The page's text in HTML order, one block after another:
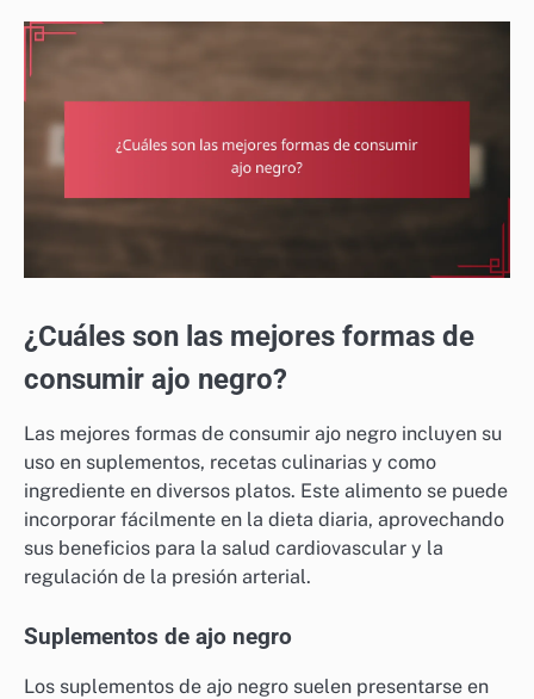
¿Cuáles son las mejores formas de
consumir ajo negro?
Las mejores formas de consumir ajo negro incluyen su
uso en suplementos, recetas culinarias y como
ingrediente en diversos platos. Este alimento se puede
incorporar fácilmente en la dieta diaria, aprovechando
sus beneficios para la salud cardiovascular y la
regulación de la presión arterial.
Suplementos de ajo negro
Los suplementos de ajo negro suelen presentarse en